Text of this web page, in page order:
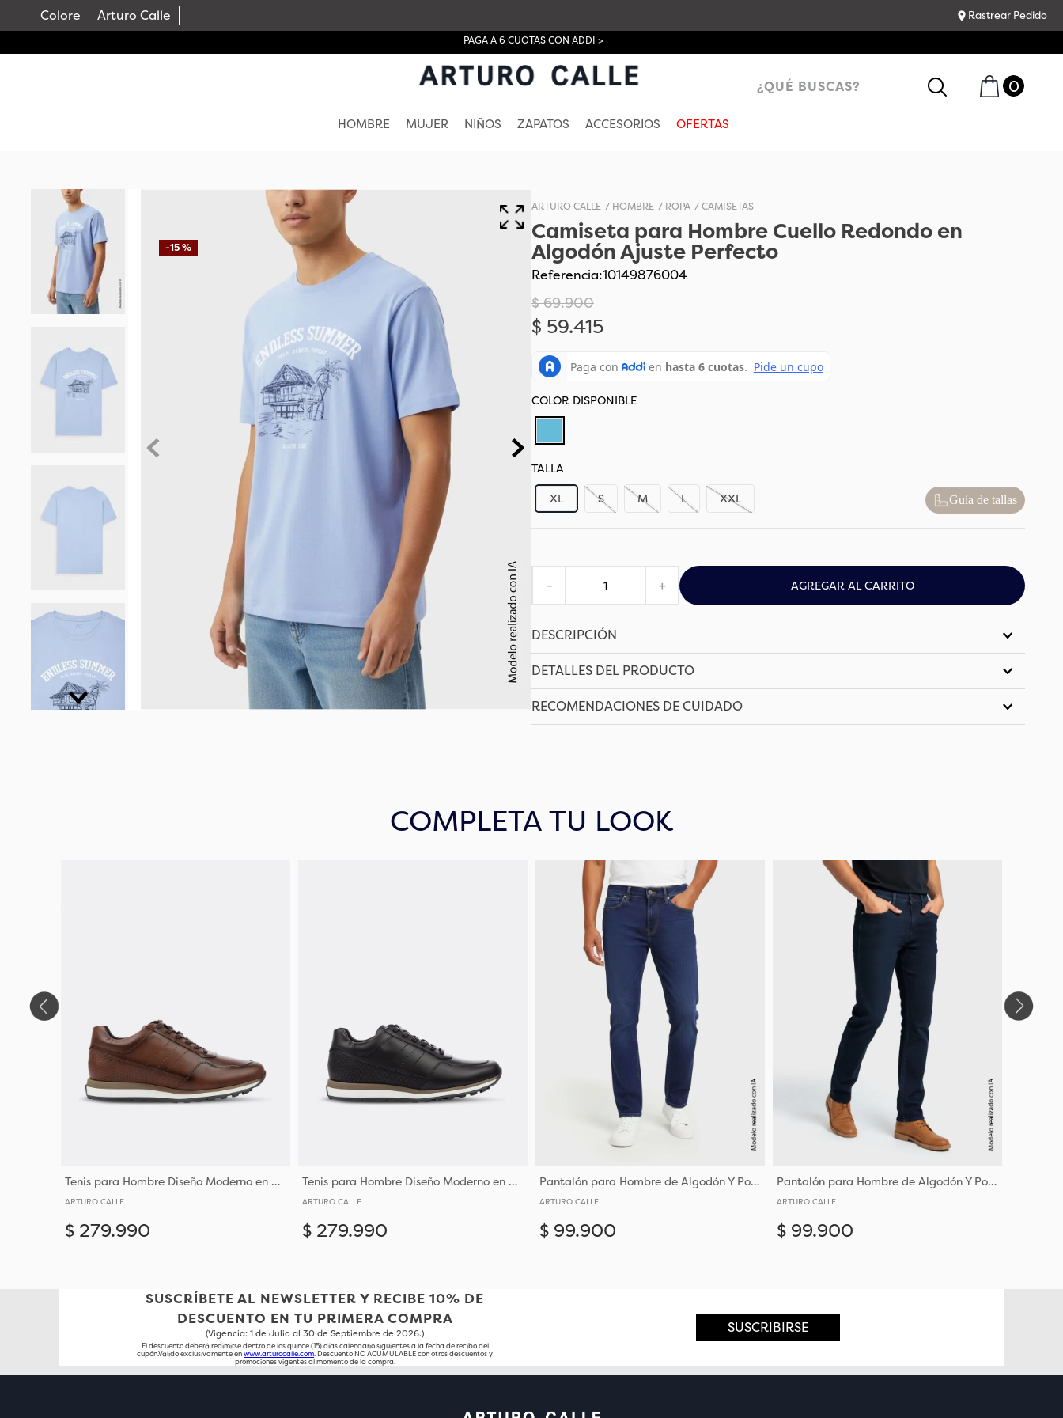
Colore Arturo Calle Rastrear Pedido
PAGA A 6 CUOTAS CON ADDI >
¿QUÉ BUSCAS?
HOMBRE MUJER NIÑOS ZAPATOS ACCESORIOS OFERTAS
-15 %
HOMBRE ROPA CAMISETAS
Camiseta para Hombre Cuello Redondo en
Algodón Ajuste Perfecto
Referencia:10149876004
$ 69.900
$ 59.415
TALLA
S M L
XL XXL Guía de tallas
＋
－ AGREGAR AL CARRITO
DESCRIPCIÓN
DETALLES DEL PRODUCTO
RECOMENDACIONES DE CUIDADO
COMPLETA TU LOOK
Tenis para Hombre Diseño Moderno en Cuero
ARTURO CALLE
$ 279.990
Tenis para Hombre Diseño Moderno en Cuero
ARTURO CALLE
$ 279.990
Pantalón para Hombre de Algodón Y Poliéster en Tejido Denim
ARTURO CALLE
$ 99.900
Pantalón para Hombre de Algodón Y Poliéster en Tejido Denim
ARTURO CALLE
$ 99.900
SUSCRÍBETE AL NEWSLETTER Y RECIBE 10% DE
DESCUENTO EN TU PRIMERA COMPRA
(Vigencia: 1 de Julio al 30 de Septiembre de 2026.)
El descuento deberá redimirse dentro de los quince (15) días calendario siguientes a la fecha de recibo del
cupón.Válido exclusivamente enwww.arturocalle.com. Descuento NO ACUMULABLE con otros descuentos y
promociones vigentes al momento de la compra.
SUSCRIBIRSE